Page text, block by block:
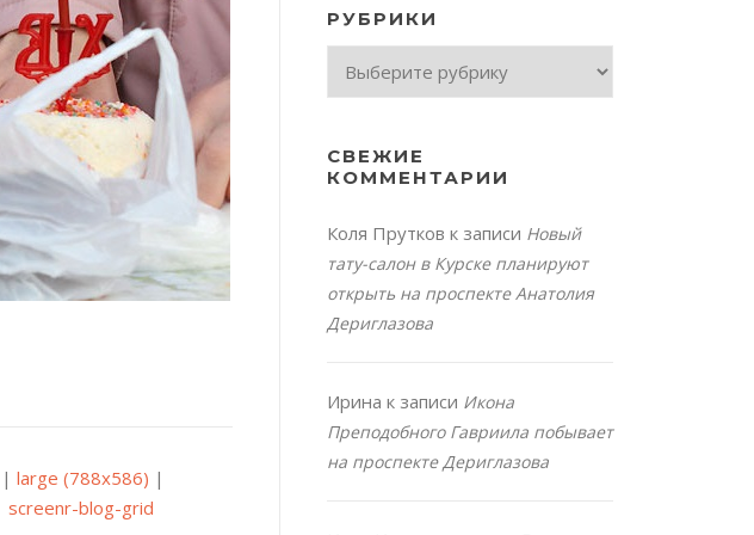
| large (788x586) |
screenr-blog-grid
РУБРИКИ
СВЕЖИЕ
КОММЕНТАРИИ
Коля Прутков к записи Новый
тату-салон в Курске планируют
открыть на проспекте Анатолия
Дериглазова
Ирина к записи Икона
Преподобного Гавриила побывает
на проспекте Дериглазова